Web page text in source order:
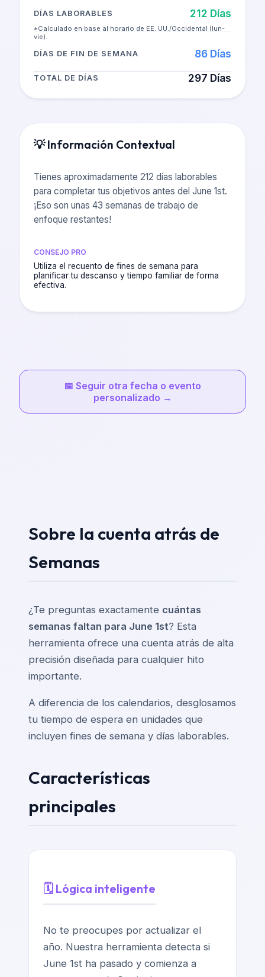
DÍAS LABORABLES 212 Días
*Calculado en base al horario de EE. UU./Occidental (lun-
vie).
DÍAS DE FIN DE SEMANA 86 Días
TOTAL DE DÍAS 297 Días
💡Información Contextual
Tienes aproximadamente 212 días laborables
para completar tus objetivos antes del June 1st.
¡Eso son unas 43 semanas de trabajo de
enfoque restantes!
CONSEJO PRO
Utiliza el recuento de fines de semana para
planificar tu descanso y tiempo familiar de forma
efectiva.
📅 Seguir otra fecha o evento
personalizado →
Sobre la cuenta atrás de
Semanas
¿Te preguntas exactamente cuántas
semanas faltan para June 1st? Esta
herramienta ofrece una cuenta atrás de alta
precisión diseñada para cualquier hito
importante.
A diferencia de los calendarios, desglosamos
tu tiempo de espera en unidades que
incluyen fines de semana y días laborables.
Características
principales
🗓️ Lógica inteligente
No te preocupes por actualizar el
año. Nuestra herramienta detecta si
June 1st ha pasado y comienza a